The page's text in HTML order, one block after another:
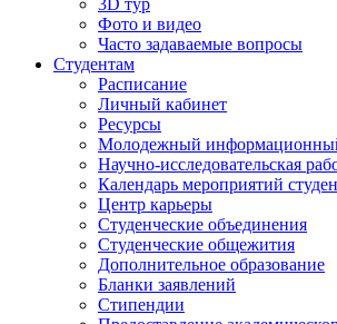
3D тур
Фото и видео
Часто задаваемые вопросы
Студентам
Расписание
Личный кабинет
Ресурсы
Молодежный
Научно-исследовательская
Календарь мероприятий
Центр карьеры
Студенческие объединения
Студенческие общежития
Дополнительное образование
Бланки заявлений
Стипендии